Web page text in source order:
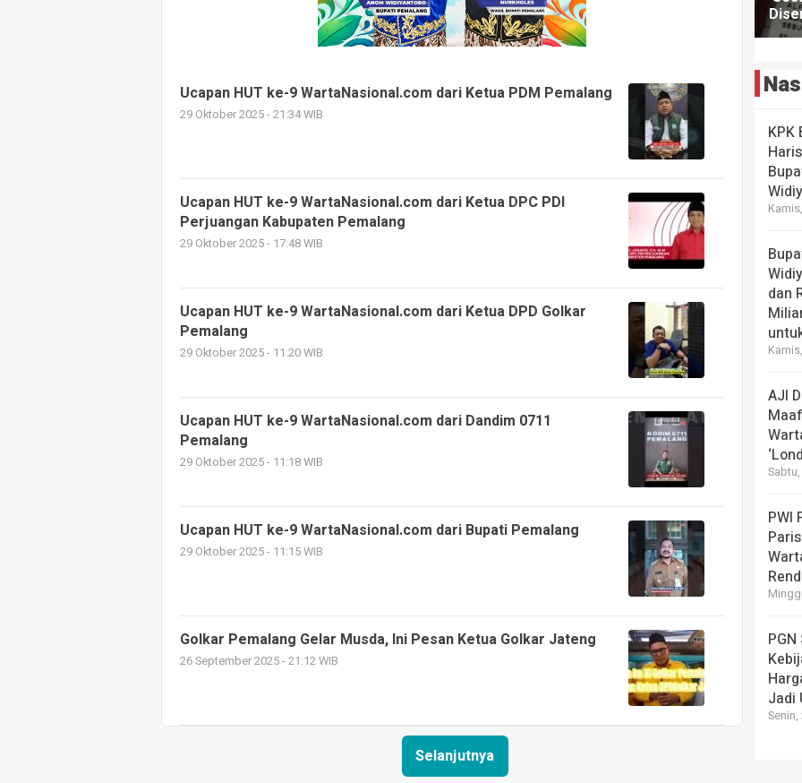
Ucapan HUT ke-9 WartaNasional.com dari Ketua PDM Pemalang
29 Oktober 2025 - 21:34 WIB
Ucapan HUT ke-9 WartaNasional.com dari Ketua DPC PDI
Perjuangan Kabupaten Pemalang
29 Oktober 2025 - 17:48 WIB
Ucapan HUT ke-9 WartaNasional.com dari Ketua DPD Golkar
Pemalang
29 Oktober 2025 - 11:20 WIB
Ucapan HUT ke-9 WartaNasional.com dari Dandim 0711
Pemalang
29 Oktober 2025 - 11:18 WIB
Ucapan HUT ke-9 WartaNasional.com dari Bupati Pemalang
29 Oktober 2025 - 11:15 WIB
Golkar Pemalang Gelar Musda, Ini Pesan Ketua Golkar Jateng
26 September 2025 - 21:12 WIB
Selanjutnya
KPK
dan
AJI
PWI
Jadi